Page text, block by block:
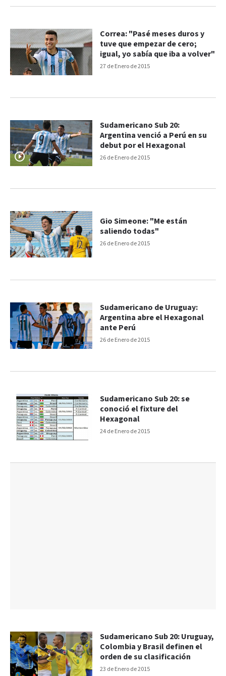
27 de Enero de 2015
Correa: "Pasé meses duros y
tuve que empezar de cero;
igual, yo sabía que iba a volver"
26 de Enero de 2015
Sudamericano Sub 20:
Argentina venció a Perú en su
debut por el Hexagonal
26 de Enero de 2015
Gio Simeone: "Me están
saliendo todas"
26 de Enero de 2015
Sudamericano de Uruguay:
Argentina abre el Hexagonal
ante Perú
24 de Enero de 2015
Sudamericano Sub 20: se
conoció el fixture del
Hexagonal
23 de Enero de 2015
Sudamericano Sub 20: Uruguay,
Colombia y Brasil definen el
orden de su clasificación